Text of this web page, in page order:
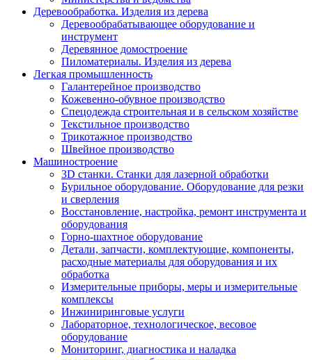
Деревообработка. Изделия из дерева
Деревообрабатывающее оборудование и
инструмент
Деревянное домостроение
Пиломатериалы. Изделия из дерева
Легкая промышленность
Галантерейное производство
Кожевенно-обувное производство
Спецодежда строительная и в сельском хозяйстве
Текстильное производство
Трикотажное производство
Швейное производство
Машиностроение
3D станки. Станки для лазерной обработки
Бурильное оборудование. Оборудование для резки
и сверления
Восстановление, настройка, ремонт инструмента и
оборудования
Горно-шахтное оборудование
Детали, запчасти, комплектующие, компоненты,
расходные материалы для оборудования и их
обработка
Измерительные приборы, меры и измерительные
комплексы
Инжиниринговые услуги
Лабораторное, технологическое, весовое
оборудование
Мониторинг, диагностика и наладка